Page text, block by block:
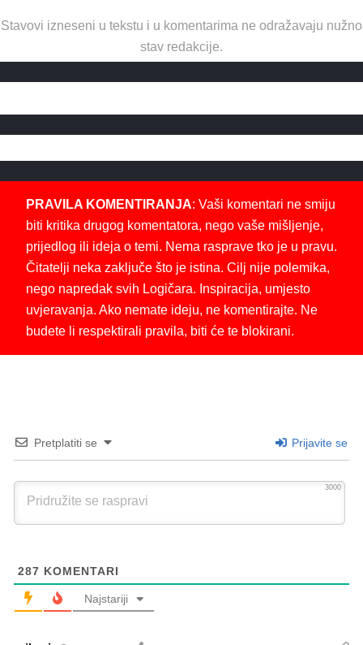
Stavovi izneseni u tekstu i u komentarima ne odražavaju nužno
stav redakcije.
PRAVILA KOMENTIRANJA: Vaši komentari ne smiju
biti kritika drugog komentatora, nego vaše mišljenje,
prijedlog ili ideja o temi. Nema rasprave tko je u pravu.
Čitatelji neka zaključe što je istina. Cilj nije polemika,
nego napredak svih Logičara. Inspiracija, umjesto
uvjeravanja. Ako nemate ideju, ne komentirajte. Ne
budete li respektirali pravila, biti će te blokirani.
Pretplatiti se Prijavite se
3000
287 KOMENTARI
Najstariji